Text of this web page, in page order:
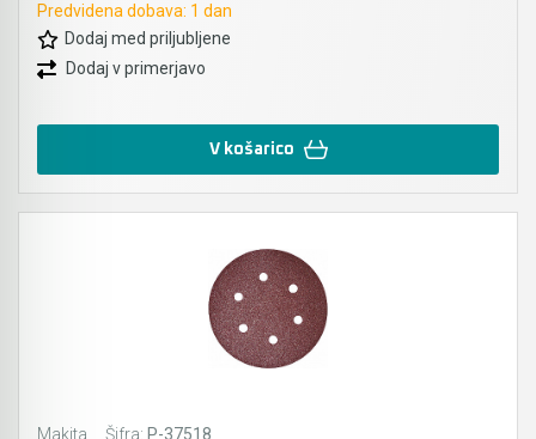
Predvidena dobava: 1 dan
Dodaj med priljubljene
Dodaj v primerjavo
V košarico
Makita Šifra: P-37518